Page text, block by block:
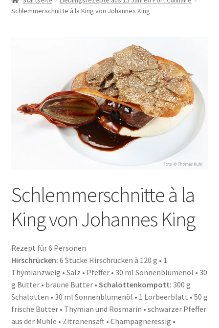
Schlemmerschnitte à la King von Johannes King
Schlemmerschnitte à la
King von Johannes King
Rezept für 6 Personen
Hirschrücken: 6 Stücke Hirschrücken à 120 g • 1
Thymianzweig • Salz • Pfeffer • 30 ml Sonnenblumenöl • 30
g Butter • braune Butter • Schalottenkompott: 300 g
Schalotten • 30 ml Sonnenblumenöl • 1 Lorbeerblatt • 50 g
frische Butter • Thymian und Rosmarin • schwarzer Pfeffer
aus der Mühle • Zitronensaft • Champagneressig •